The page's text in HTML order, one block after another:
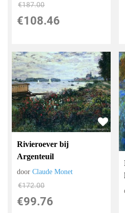
€187.00
€108.46
Rivieroever bij
Argenteuil
doorClaude Monet
€172.00
€99.76